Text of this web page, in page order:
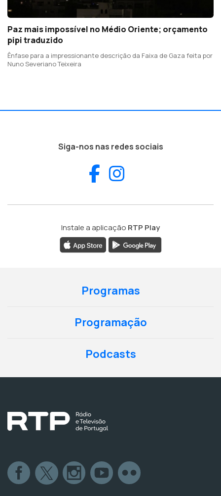
Paz mais impossível no Médio Oriente; orçamento
pipi traduzido
Ênfase para a impressionante descrição da Faixa de Gaza feita por
Nuno Severiano Teixeira
Siga-nos nas redes sociais
Facebook
Instale a aplicação RTP Play
Programas
Programação
Podcasts